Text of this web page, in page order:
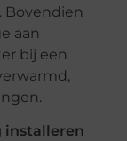
aan
bij een
installeren